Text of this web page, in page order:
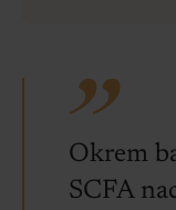
Okrem
SCFA